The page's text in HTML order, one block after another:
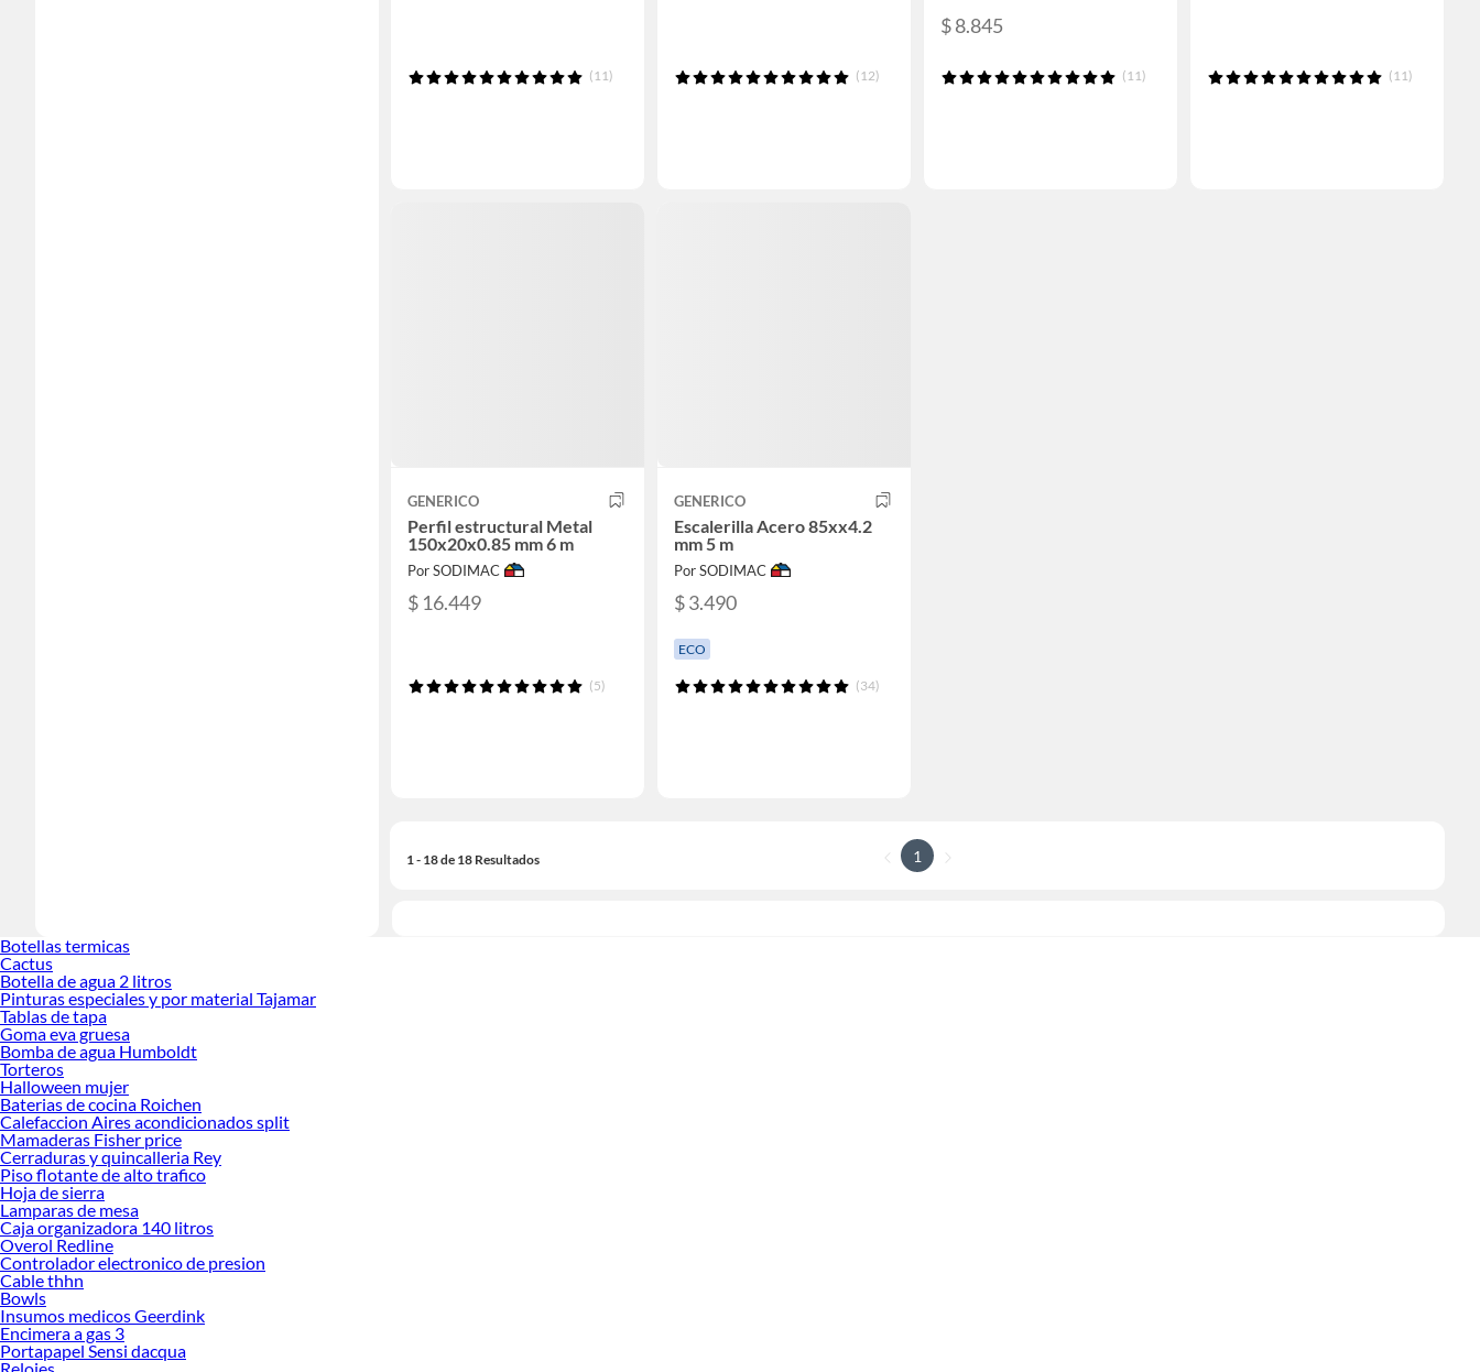
(11) (12)
$ 8.845
(11) (11)
GENERICO
Perfil estructural Metal
150x20x0.85 mm 6 m
Por SODIMAC
$ 16.449
(5)
GENERICO
Escalerilla Acero 85xx4.2
mm 5 m
Por SODIMAC
$ 3.490
ECO
(34)
1 - 18 de 18 Resultados 1
Botellas termicas
Cactus
Botella de agua 2 litros
Pinturas especiales y por material Tajamar
Tablas de tapa
Goma eva gruesa
Bomba de agua Humboldt
Torteros
Halloween mujer
Baterias de cocina Roichen
Calefaccion Aires acondicionados split
Mamaderas Fisher price
Cerraduras y quincalleria Rey
Piso flotante de alto trafico
Hoja de sierra
Lamparas de mesa
Caja organizadora 140 litros
Overol Redline
Controlador electronico de presion
Cable thhn
Bowls
Insumos medicos Geerdink
Encimera a gas 3
Portapapel Sensi dacqua